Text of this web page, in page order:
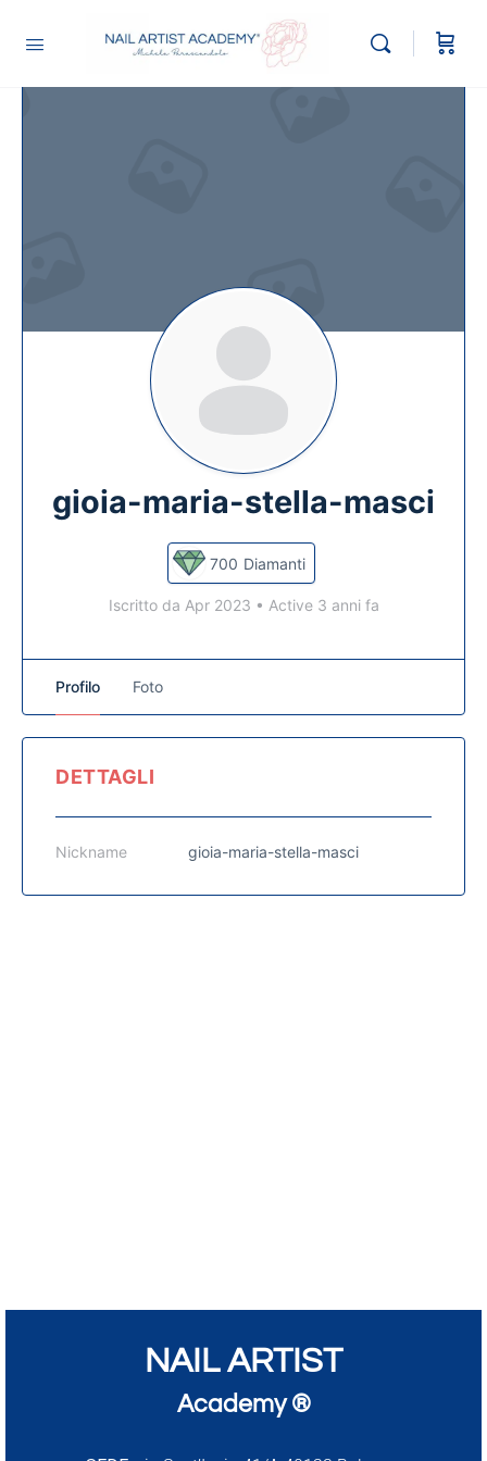
gioia-maria-stella-masci
700 Diamanti
Iscritto da Apr 2023 • Active 3 anni fa
Profilo Foto
DETTAGLI
Nickname gioia-maria-stella-masci
NAIL ARTIST
Academy ®